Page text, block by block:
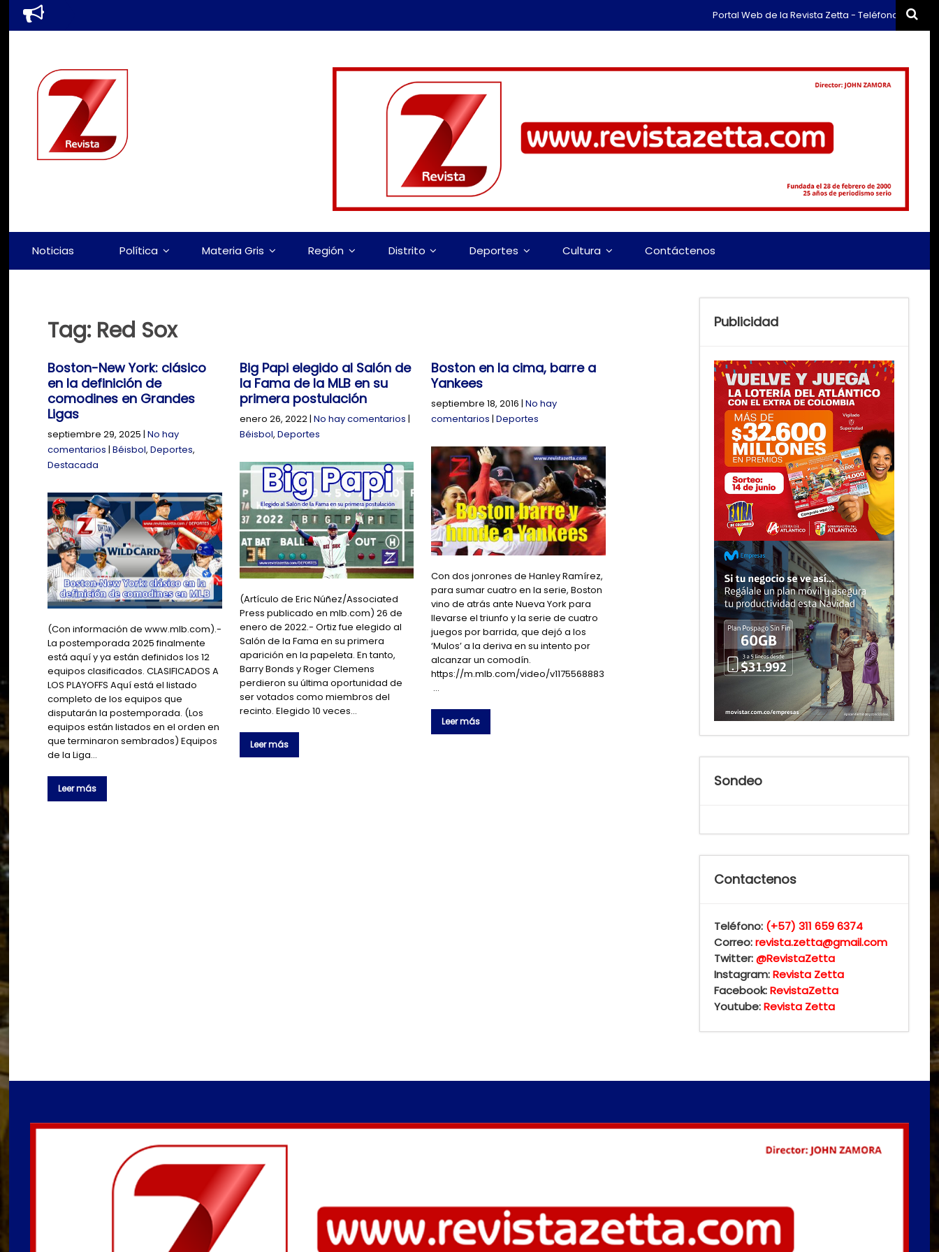
Portal Web de la Revista Zetta - Teléfono: (+57) 311
Noticias Política Materia Gris Región Distrito Deportes Cultura Contáctenos
Tag: Red Sox
Boston-New York: clásico
en la definición de
comodines en Grandes
Ligas
septiembre 29, 2025 |No hay
comentarios |Béisbol,Deportes,
Destacada
(Con información de www.mlb.com).-
La postemporada 2025 finalmente
está aquí y ya están definidos los 12
equipos clasificados. CLASIFICADOS A
LOS PLAYOFFS Aquí está el listado
completo de los equipos que
disputarán la postemporada. (Los
equipos están listados en el orden en
que terminaron sembrados) Equipos
de la Liga…
Leer más
Big Papi elegido al Salón de
la Fama de la MLB en su
primera postulación
enero 26, 2022 | No hay comentarios |
Béisbol, Deportes
(Artículo de Eric Núñez/Associated
Press publicado en mlb.com) 26 de
enero de 2022.- Ortiz fue elegido al
Salón de la Fama en su primera
aparición en la papeleta. En tanto,
Barry Bonds y Roger Clemens
perdieron su última oportunidad de
ser votados como miembros del
recinto. Elegido 10 veces…
Leer más
Boston en la cima, barre a
Yankees
septiembre 18, 2016 |No hay
comentarios |Deportes
Con dos jonrones de Hanley Ramírez,
para sumar cuatro en la serie, Boston
vino de atrás ante Nueva York para
llevarse el triunfo y la serie de cuatro
juegos por barrida, que dejó a los
‘Mulos’ a la deriva en su intento por
alcanzar un comodín.
https://m.mlb.com/video/v1175568883
…
Leer más
Publicidad
Sondeo
Contactenos
Teléfono: (+57) 311 659 6374
Correo:revista.zetta@gmail.com
Twitter:@RevistaZetta
Instagram:Revista Zetta
Facebook:RevistaZetta
Youtube:Revista Zetta